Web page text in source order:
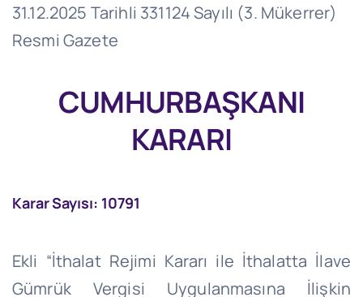
31.12.2025 Tarihli 331124 Sayılı (3. Mükerrer)
Resmi Gazete
CUMHURBAŞKANI
KARARI
Karar Sayısı: 10791
Ekli “İthalat Rejimi Kararı ile İthalatta İlave
Gümrük Vergisi Uygulanmasına İlişkin